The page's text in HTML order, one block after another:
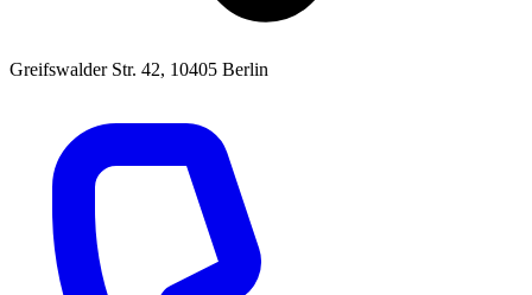
Greifswalder Str. 42, 10405 Berlin